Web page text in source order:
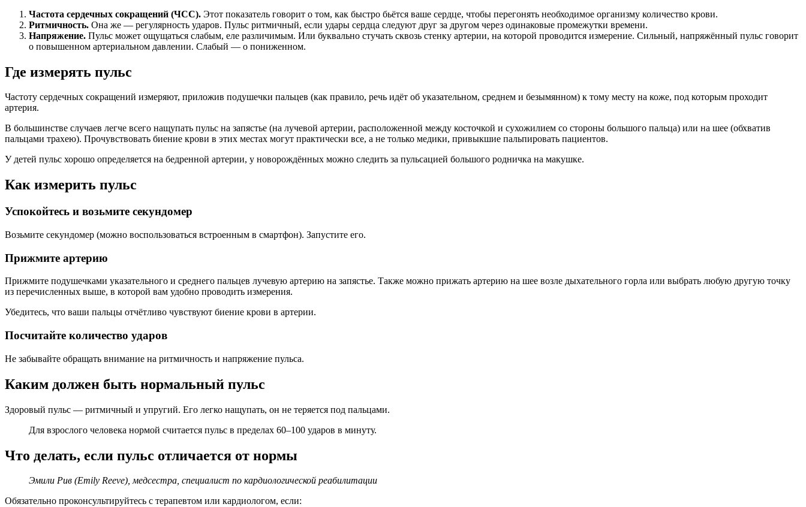
Частота сердечных сокращений (ЧСС). Этот показатель говорит о том, как быстро бьётся ваше сердце, чтобы перегонять необходимое организму количество крови.
Ритмичность. Она же — регулярность ударов. Пульс ритмичный, если удары сердца следуют друг за другом через одинаковые промежутки времени.
Напряжение. Пульс может ощущаться слабым, еле различимым. Или буквально стучать сквозь стенку артерии, на которой проводится измерение. Сильный, напряжённый пульс говорит
о повышенном артериальном давлении. Слабый — о пониженном.
Где измерять пульс
Частоту сердечных сокращений измеряют, приложив подушечки пальцев (как правило, речь идёт об указательном, среднем и безымянном) к тому месту на коже, под которым проходит
артерия.
В большинстве случаев легче всего нащупать пульс на запястье (на лучевой артерии, расположенной между косточкой и сухожилием со стороны большого пальца) или на шее (обхватив
пальцами трахею). Прочувствовать биение крови в этих местах могут практически все, а не только медики, привыкшие пальпировать пациентов.
У детей пульс хорошо определяется на бедренной артерии, у новорождённых можно следить за пульсацией большого родничка на макушке.
Как измерить пульс
Успокойтесь и возьмите секундомер
Возьмите секундомер (можно воспользоваться встроенным в смартфон). Запустите его.
Прижмите артерию
Прижмите подушечками указательного и среднего пальцев лучевую артерию на запястье. Также можно прижать артерию на шее возле дыхательного горла или выбрать любую другую точку
из перечисленных выше, в которой вам удобно проводить измерения.
Убедитесь, что ваши пальцы отчётливо чувствуют биение крови в артерии.
Посчитайте количество ударов
Не забывайте обращать внимание на ритмичность и напряжение пульса.
Каким должен быть нормальный пульс
Здоровый пульс — ритмичный и упругий. Его легко нащупать, он не теряется под пальцами.
Для взрослого человека нормой считается пульс в пределах 60–100 ударов в минуту.
Что делать, если пульс отличается от нормы
Эмили Рив (Emily Reeve), медсестра, специалист по кардиологической реабилитации
Обязательно проконсультируйтесь с терапевтом или кардиологом, если: